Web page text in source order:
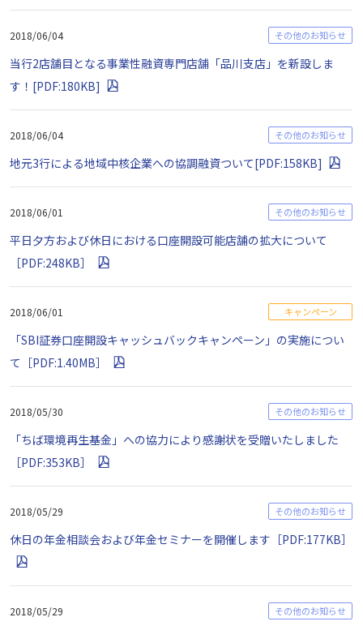
2018/06/04 その他のお知らせ
当行2店舗目となる事業性融資専門店舗「品川支店」を新設しま
す！[PDF:180KB]
2018/06/04 その他のお知らせ
地元3行による地域中核企業への協調融資ついて[PDF:158KB]
2018/06/01 その他のお知らせ
平日夕方および休日における口座開設可能店舗の拡大について
［PDF:248KB］
2018/06/01 キャンペーン
「SBI証券口座開設キャッシュバックキャンペーン」の実施につい
て［PDF:1.40MB］
2018/05/30 その他のお知らせ
「ちば環境再生基金」への協力により感謝状を受贈いたしました
［PDF:353KB］
2018/05/29 その他のお知らせ
休日の年金相談会および年金セミナーを開催します［PDF:177KB］
2018/05/29 その他のお知らせ